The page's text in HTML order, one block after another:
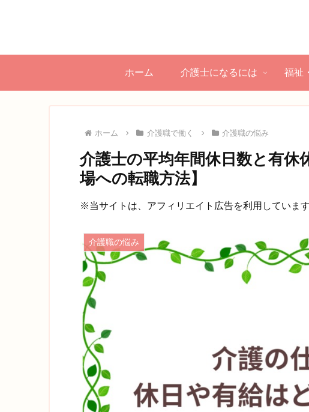
ホーム 介護士になるには 福祉
ホーム 介護職で働く 介護職の悩み
介護士の平均年間休日数と有休
場への転職方法】
※当サイトは、アフィリエイト広告を利用しています
介護職の悩み